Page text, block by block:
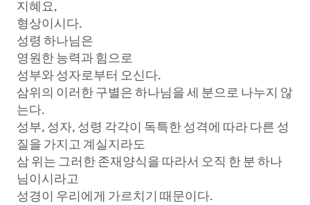
지혜요,
형상이시다.
성령 하나님은
영원한 능력과 힘으로
성부와 성자로부터 오신다.
삼위의 이러한 구별은 하나님을 세 분으로 나누지 않
는다.
성부, 성자, 성령 각각이 독특한 성격에 따라 다른 성
질을 가지고 계실지라도
삼 위는 그러한 존재양식을 따라서 오직 한 분 하나
님이시라고
성경이 우리에게 가르치기 때문이다.